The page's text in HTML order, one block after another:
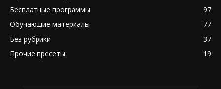
Бесплатные программы
97
Обучающие материалы
77
Без рубрики
37
Прочие пресеты
19